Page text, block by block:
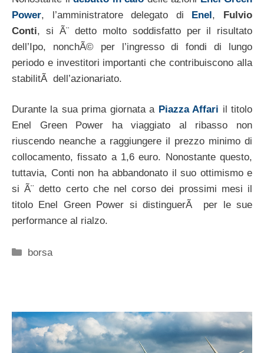
Power, l’amministratore delegato di Enel, Fulvio
Conti, si Ã¨ detto molto soddisfatto per il risultato
dell’Ipo, nonchÃ© per l’ingresso di fondi di lungo
periodo e investitori importanti che contribuiscono alla
stabilitÃ dell’azionariato.
Durante la sua prima giornata a Piazza Affari il titolo
Enel Green Power ha viaggiato al ribasso non
riuscendo neanche a raggiungere il prezzo minimo di
collocamento, fissato a 1,6 euro. Nonostante questo,
tuttavia, Conti non ha abbandonato il suo ottimismo e
si Ã¨ detto certo che nel corso dei prossimi mesi il
titolo Enel Green Power si distinguerÃ per le sue
performance al rialzo.
Categorie
borsa